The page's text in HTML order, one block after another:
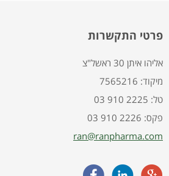
פרטי התקשרות
אליהו איתן 30 ראשל"צ
7565216 :מיקוד
03 910 2225 :טל
03 910 2226 :פקס
ran@ranpharma.com